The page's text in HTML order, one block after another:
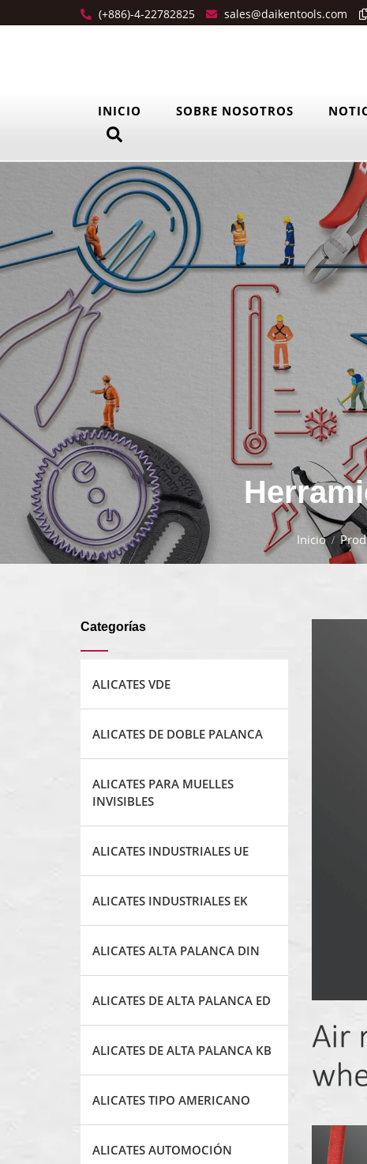
(+886)-4-22782825 sales@daikentools.com
INICIO SOBRE NOSOTROS
Inicio
Categorías
ALICATES VDE
ALICATES DE DOBLE PALANCA
ALICATES PARA MUELLES
INVISIBLES
ALICATES INDUSTRIALES UE
ALICATES INDUSTRIALES EK
ALICATES ALTA PALANCA DIN
ALICATES DE ALTA PALANCA ED
ALICATES DE ALTA PALANCA KB
ALICATES TIPO AMERICANO
ALICATES AUTOMOCIÓN